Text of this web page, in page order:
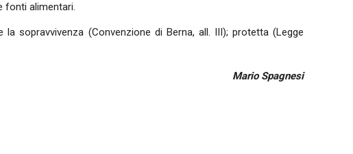
fonti alimentari.
sopravvivenza (Convenzione di Berna, all. III); protetta (Legge
Mario Spagnesi